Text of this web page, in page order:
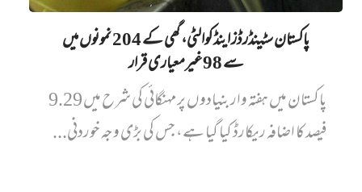
پاکستان سٹینڈرڈز اینڈ کوالٹی، گھی کے 204 نمونوں میں‌
سے 98 غیرمعیاری قرار
پاکستان میں ہفتہ وار بنیادوں پر مہنگائی کی شرح میں 9.29
فیصد کا اضافہ ریکارڈ کیا گیا ہے، جس کی بڑی وجہ خوردنی...